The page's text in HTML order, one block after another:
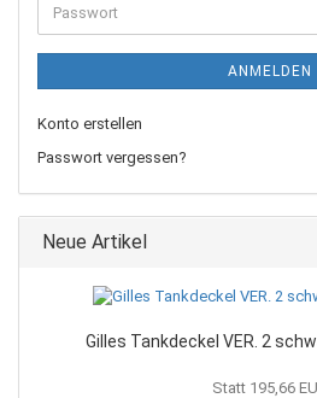
Passwort
ANMELDEN
Konto erstellen
Passwort vergessen?
Neue Artikel
Gilles Tankdeckel VER. 2
Statt 195,66